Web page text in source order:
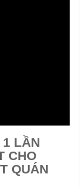
1 LẦN
CHO
QUÁN